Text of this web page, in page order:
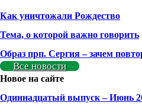
Как уничтожали Рождество
Тема, о которой важно говорить
Образ прп. Сергия – зачем
Все новости
Новое на сайте
Одиннадцатый выпуск – Июнь